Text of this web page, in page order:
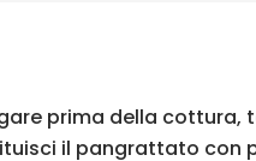
prima della
il pangrattato con